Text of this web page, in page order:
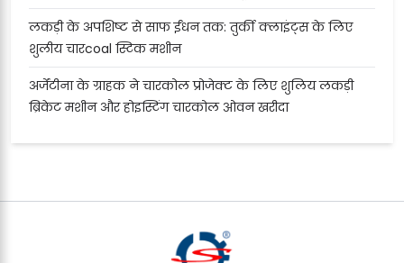
लकड़ी के अपशिष्ट से साफ ईंधन तक: तुर्की क्लाइंट्स के लिए
शुलीय चारcoal स्टिक मशीन
अर्जेंटीना के ग्राहक ने चारकोल प्रोजेक्ट के लिए शुलिय लकड़ी
ब्रिकेट मशीन और होइस्टिंग चारकोल ओवन खरीदा